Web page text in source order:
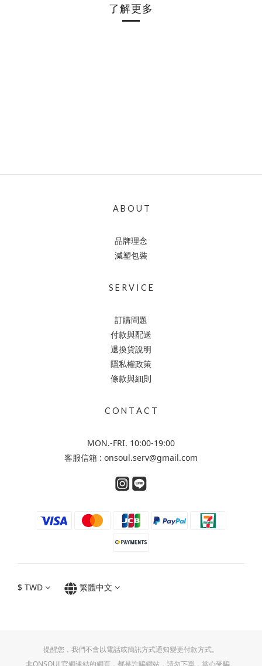
了解更多
A B O U T
品牌理念
減塑包裝
S E R V I C E
訂購問題
付款與配送
退換貨說明
隱私權政策
條款與細則
C O N T A C T
MON.-FRI. 10:00-19:00
客服信箱 : onsoul.serv@gmail.com
$ TWD 繁體中文
提醒您，我們不會以電話或簡訊方式通知變更付款方式。
非ONSOUL官網連結的網頁，都是詐騙網站，請勿下單，當心受騙。